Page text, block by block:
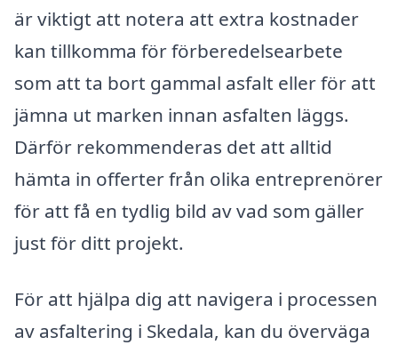
är viktigt att notera att extra kostnader
kan tillkomma för förberedelsearbete
som att ta bort gammal asfalt eller för att
jämna ut marken innan asfalten läggs.
Därför rekommenderas det att alltid
hämta in offerter från olika entreprenörer
för att få en tydlig bild av vad som gäller
just för ditt projekt.
För att hjälpa dig att navigera i processen
av asfaltering i Skedala, kan du överväga